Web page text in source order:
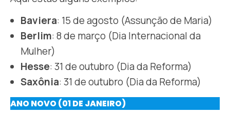
Baviera: 15 de agosto (Assunção de Maria)
Berlim: 8 de março (Dia Internacional da
Mulher)
Hesse: 31 de outubro (Dia da Reforma)
Saxônia: 31 de outubro (Dia da Reforma)
ANO NOVO (01 DE JANEIRO)